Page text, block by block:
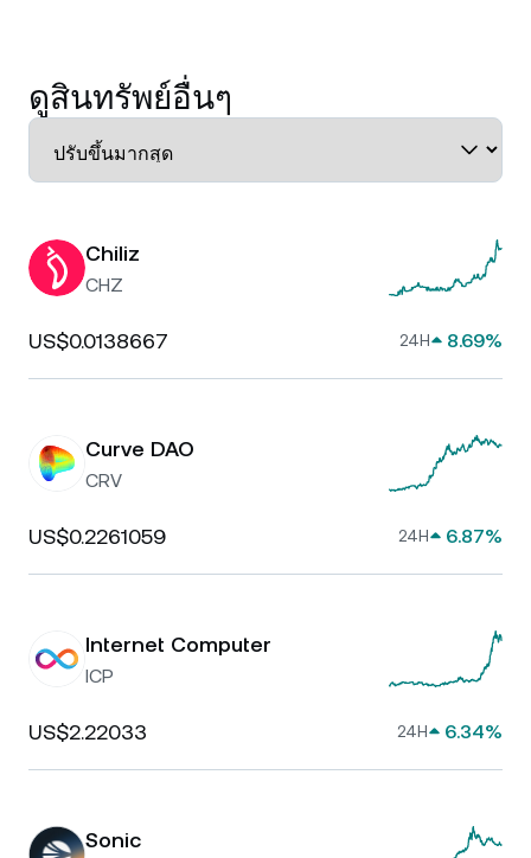
ดูสินทรัพย์อื่นๆ
Chiliz
CHZ
US$0.0138667 24H 8.69%
Curve DAO
CRV
US$0.2261059 24H 6.87%
Internet Computer
ICP
US$2.22033 24H 6.34%
Sonic